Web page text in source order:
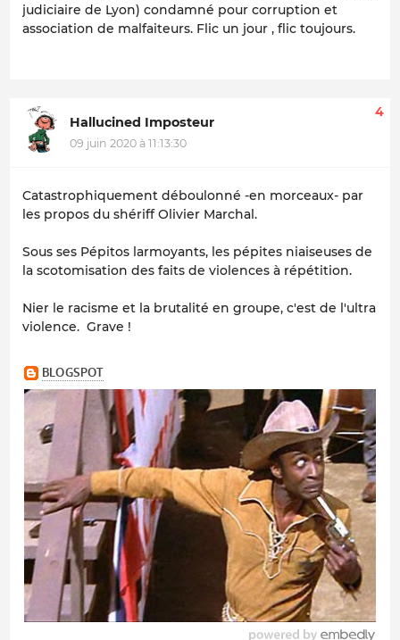
judiciaire de Lyon) condamné pour corruption et
association de malfaiteurs. Flic un jour , flic toujours.
Hallucined Imposteur
09 juin 2020 à 11:13:30
4
Catastrophiquement déboulonné -en morceaux- par
les propos du shériff Olivier Marchal.
Sous ses Pépitos larmoyants, les pépites niaiseuses de
la scotomisation des faits de violences à répétition.
Nier le racisme et la brutalité en groupe, c'est de l'ultra
violence. Grave !